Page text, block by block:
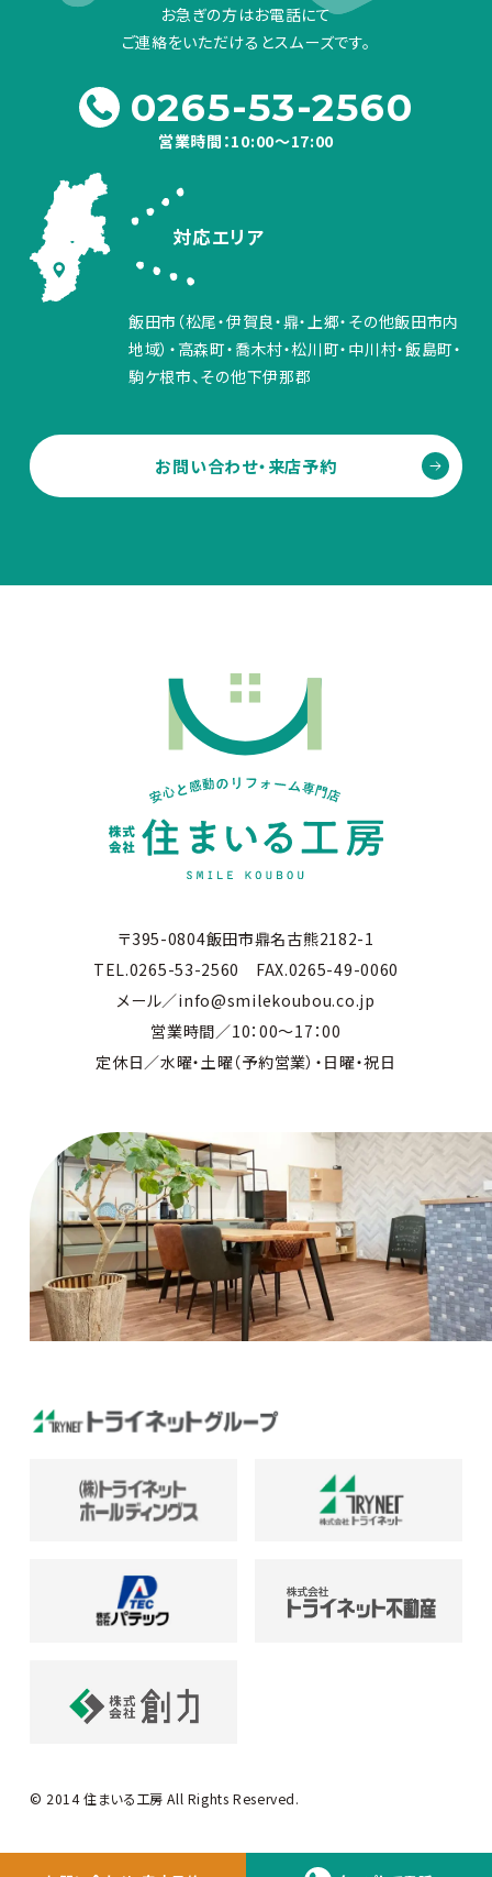
お急ぎの方はお電話にて
ご連絡をいただけるとスムーズです。
0265-53-2560
営業時間：10:00～17:00
対応エリア
飯田市（松尾・伊賀良・鼎・上郷・その他飯田市内
地域）・高森町・喬木村・松川町・中川村・飯島町・
駒ケ根市、その他下伊那郡
お問い合わせ・来店予約
〒395-0804飯田市鼎名古熊2182-1
TEL.0265-53-2560 FAX.0265-49-0060
メール／info@smilekoubou.co.jp
営業時間／10：00～17：00
定休日／水曜・土曜（予約営業）・日曜・祝日
© 2014 住まいる工房 All Rights Reserved.